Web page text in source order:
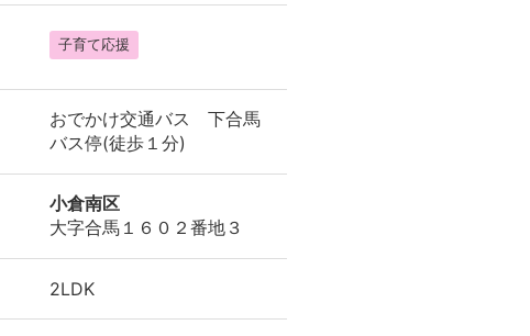
子育て応援
おでかけ交通バス 下合馬
バス停(徒歩１分)
小倉南区
大字合馬１６０２番地３
2LDK